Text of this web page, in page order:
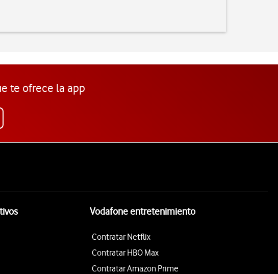
te ofrece la app
Vodafone entretenimiento
Contratar Netflix
Contratar HBO Max
Contratar Amazon Prime